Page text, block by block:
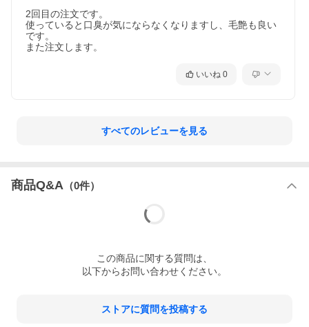
2回目の注文です。
使っていると口臭が気にならなくなりますし、毛艶も良い
です。
また注文します。
いいね 0
すべてのレビューを見る
商品Q&A （0件）
この商品に関する質問は、
以下からお問い合わせください。
ストアに質問を投稿する